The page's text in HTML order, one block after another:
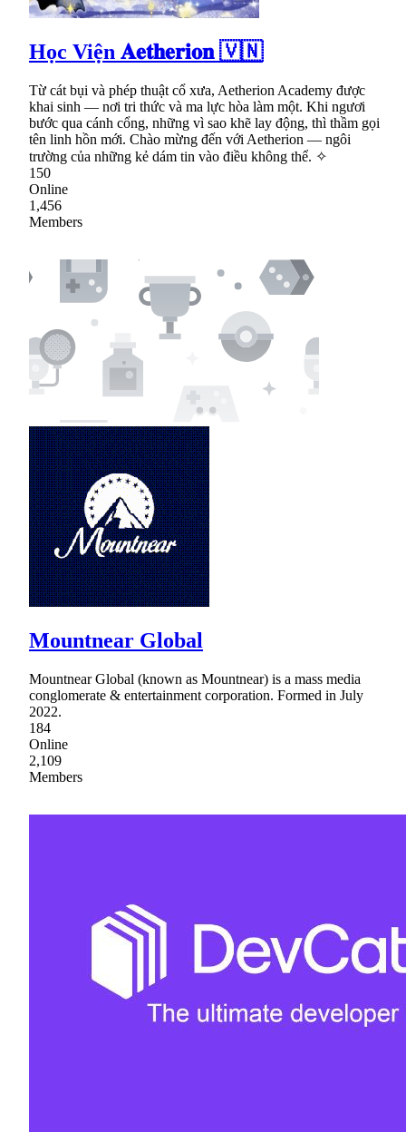
Học Viện 𝐀𝐞𝐭𝐡𝐞𝐫𝐢𝐨𝐧 🇻🇳
Từ cát bụi và phép thuật cổ xưa, Aetherion Academy được
khai sinh — nơi tri thức và ma lực hòa làm một. Khi ngươi
bước qua cánh cổng, những vì sao khẽ lay động, thì thầm gọi
tên linh hồn mới. Chào mừng đến với Aetherion — ngôi
trường của những kẻ dám tin vào điều không thể. ✧
150
Online
1,456
Members
Mountnear Global
Mountnear Global (known as Mountnear) is a mass media
conglomerate & entertainment corporation. Formed in July
2022.
184
Online
2,109
Members